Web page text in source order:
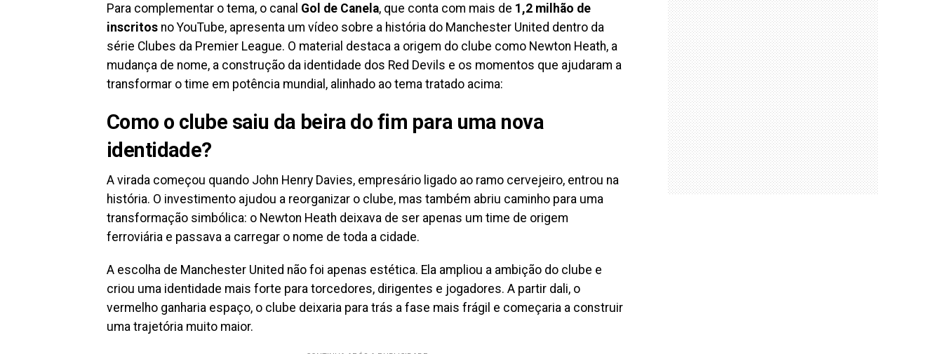
Para complementar o tema, o canal Gol de Canela, que conta com mais de 1,2 milhão de
inscritos no YouTube, apresenta um vídeo sobre a história do Manchester United dentro da
série Clubes da Premier League. O material destaca a origem do clube como Newton Heath, a
mudança de nome, a construção da identidade dos Red Devils e os momentos que ajudaram a
transformar o time em potência mundial, alinhado ao tema tratado acima:
Como o clube saiu da beira do fim para uma nova
identidade?
A virada começou quando John Henry Davies, empresário ligado ao ramo cervejeiro, entrou na
história. O investimento ajudou a reorganizar o clube, mas também abriu caminho para uma
transformação simbólica: o Newton Heath deixava de ser apenas um time de origem
ferroviária e passava a carregar o nome de toda a cidade.
A escolha de Manchester United não foi apenas estética. Ela ampliou a ambição do clube e
criou uma identidade mais forte para torcedores, dirigentes e jogadores. A partir dali, o
vermelho ganharia espaço, o clube deixaria para trás a fase mais frágil e começaria a construir
uma trajetória muito maior.